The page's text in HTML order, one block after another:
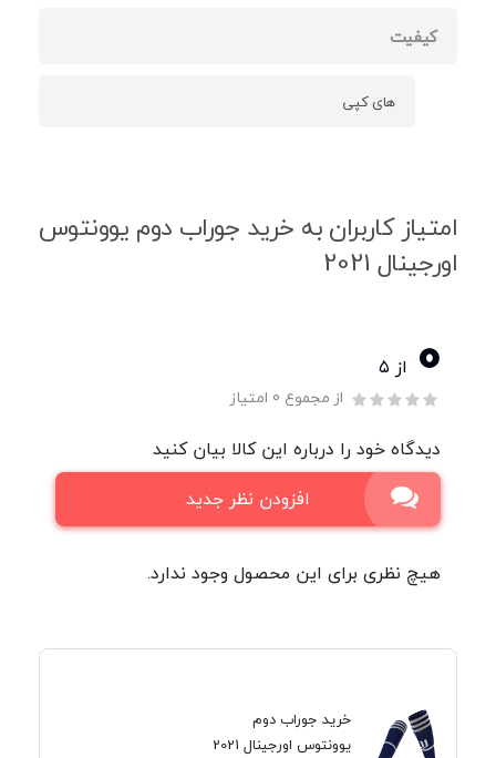
کیفیت
های کپی
امتیاز کاربران به خرید جوراب دوم یوونتوس
اورجینال 2021
0 از ۵
از مجموع 0 امتیاز
دیدگاه خود را درباره این کالا بیان کنید
افزودن نظر جدید
هیچ نظری برای این محصول وجود ندارد.
خرید جوراب دوم
یوونتوس اورجینال 2021